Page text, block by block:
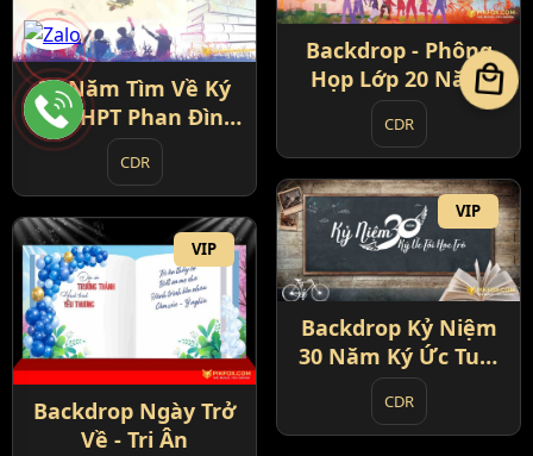
35 Năm Tìm Về Ký
Ức THPT Phan Đình
Phùng
CDR
Backdrop - Phông
Họp Lớp 20 Năm
CDR
VIP
Backdrop Kỷ Niệm
30 Năm Ký Ức Tuổi
Học Trò
CDR
VIP
Backdrop Ngày Trở
Về - Tri Ân
local_mall